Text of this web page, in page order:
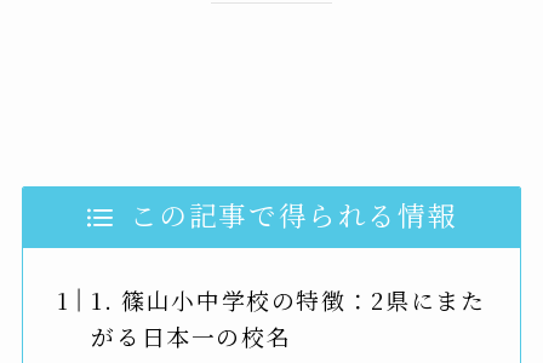
この記事で得られる情報
1. 篠山小中学校の特徴：2県にまた
がる日本一の校名